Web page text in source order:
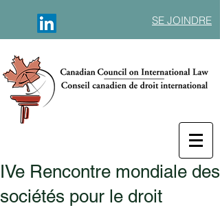
SE JOINDRE
IVe Rencontre mondiale des
sociétés pour le droit